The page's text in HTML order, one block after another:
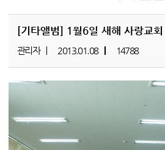
[기타앨범] 1월6일 새해 사랑교회
관리자 2013.01.08 14788